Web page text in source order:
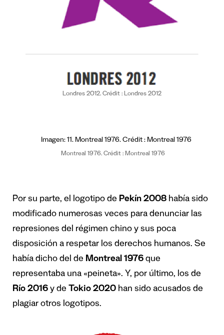
Londres 2012. Crédit : Londres 2012
Montreal 1976. Crédit : Montreal 1976
Por su parte, el logotipo de Pekín 2008 había sido
modificado numerosas veces para denunciar las
represiones del régimen chino y sus poca
disposición a respetar los derechos humanos. Se
había dicho del de Montreal 1976 que
representaba una «peineta». Y, por último, los de
Río 2016 y de Tokio 2020 han sido acusados de
plagiar otros logotipos.